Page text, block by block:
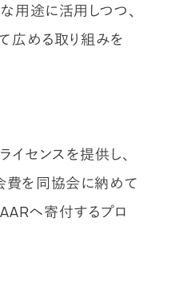
用途に活用しつつ、
広める取り組みを
センスを提供し、
費を同協会に納めて
へ寄付するプロ